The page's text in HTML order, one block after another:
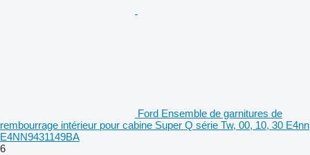
Ford Ensemble de garnitures de
rembourrage intérieur pour cabine Super Q série Tw, 00, 10, 30 E4nn
E4NN9431149BA
6